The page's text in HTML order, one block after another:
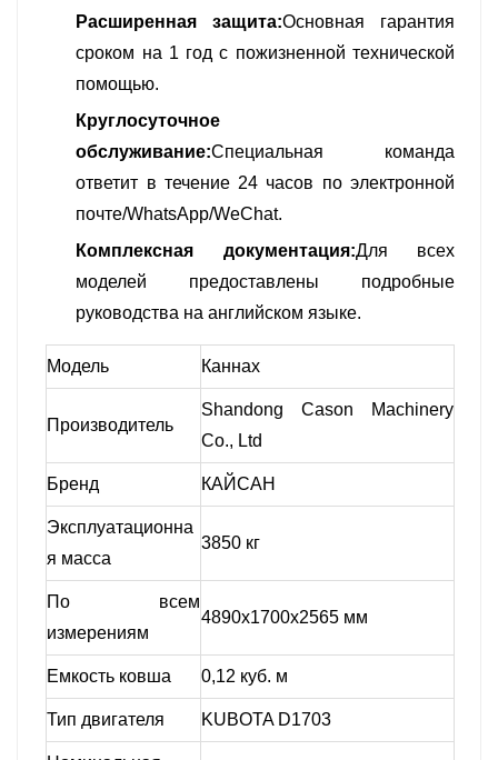
Расширенная защита:Основная гарантия
сроком на 1 год с пожизненной технической
помощью.
Круглосуточное
обслуживание:Специальная команда
ответит в течение 24 часов по электронной
почте/WhatsApp/WeChat.
Комплексная документация:Для всех
моделей предоставлены подробные
руководства на английском языке.
Модель Каннах
Производитель
Shandong Cason Machinery
Co., Ltd
Бренд КАЙСАН
Эксплуатационна
я масса
3850 кг
По всем
измерениям
4890x1700x2565 мм
Емкость ковша 0,12 куб. м
Тип двигателя KUBOTA D1703